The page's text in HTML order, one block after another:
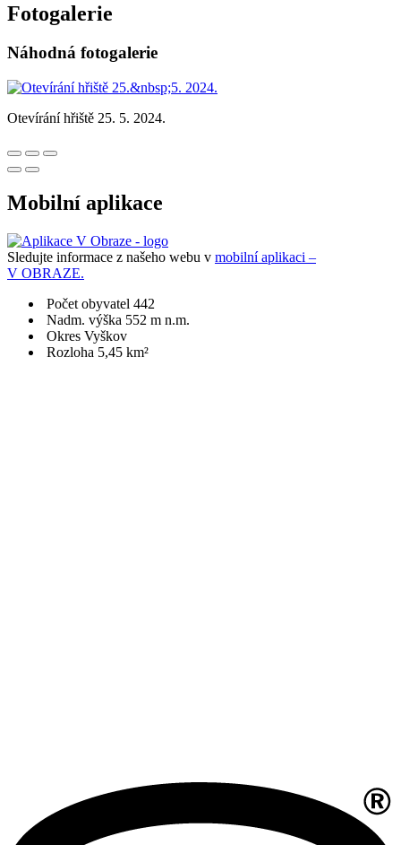
Fotogalerie
Náhodná fotogalerie
Otevírání hřiště 25. 5. 2024.
Mobilní aplikace
Sledujte informace z našeho webu v mobilní aplikaci –
V OBRAZE.
Počet obyvatel 442
Nadm. výška 552 m n.m.
Okres Vyškov
Rozloha 5,45 km²